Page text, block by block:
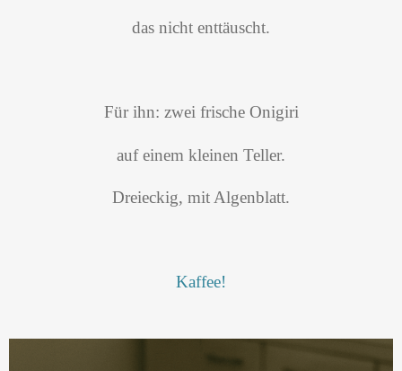
das nicht enttäuscht.
Für ihn: zwei frische Onigiri
auf einem kleinen Teller.
Dreieckig, mit Algenblatt.
Kaffee!